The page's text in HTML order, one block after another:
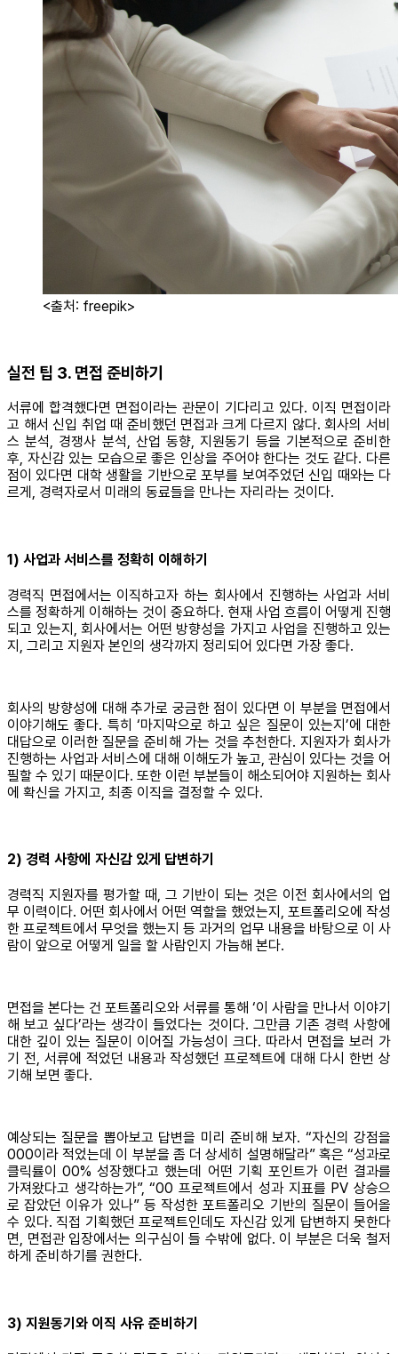
<출처: freepik>
실전 팁 3. 면접 준비하기
서류에 합격했다면 면접이라는 관문이 기다리고 있다. 이직 면접이라
고 해서 신입 취업 때 준비했던 면접과 크게 다르지 않다. 회사의 서비
스 분석, 경쟁사 분석, 산업 동향, 지원동기 등을 기본적으로 준비한
후, 자신감 있는 모습으로 좋은 인상을 주어야 한다는 것도 같다. 다른
점이 있다면 대학 생활을 기반으로 포부를 보여주었던 신입 때와는 다
르게, 경력자로서 미래의 동료들을 만나는 자리라는 것이다.
1) 사업과 서비스를 정확히 이해하기
경력직 면접에서는 이직하고자 하는 회사에서 진행하는 사업과 서비
스를 정확하게 이해하는 것이 중요하다. 현재 사업 흐름이 어떻게 진행
되고 있는지, 회사에서는 어떤 방향성을 가지고 사업을 진행하고 있는
지, 그리고 지원자 본인의 생각까지 정리되어 있다면 가장 좋다.
회사의 방향성에 대해 추가로 궁금한 점이 있다면 이 부분을 면접에서
이야기해도 좋다. 특히 ‘마지막으로 하고 싶은 질문이 있는지’에 대한
대답으로 이러한 질문을 준비해 가는 것을 추천한다. 지원자가 회사가
진행하는 사업과 서비스에 대해 이해도가 높고, 관심이 있다는 것을 어
필할 수 있기 때문이다. 또한 이런 부분들이 해소되어야 지원하는 회사
에 확신을 가지고, 최종 이직을 결정할 수 있다.
2) 경력 사항에 자신감 있게 답변하기
경력직 지원자를 평가할 때, 그 기반이 되는 것은 이전 회사에서의 업
무 이력이다. 어떤 회사에서 어떤 역할을 했었는지, 포트폴리오에 작성
한 프로젝트에서 무엇을 했는지 등 과거의 업무 내용을 바탕으로 이 사
람이 앞으로 어떻게 일을 할 사람인지 가늠해 본다.
면접을 본다는 건 포트폴리오와 서류를 통해 ‘이 사람을 만나서 이야기
해 보고 싶다’라는 생각이 들었다는 것이다. 그만큼 기존 경력 사항에
대한 깊이 있는 질문이 이어질 가능성이 크다. 따라서 면접을 보러 가
기 전, 서류에 적었던 내용과 작성했던 프로젝트에 대해 다시 한번 상
기해 보면 좋다.
예상되는 질문을 뽑아보고 답변을 미리 준비해 보자. “자신의 강점을
000이라 적었는데 이 부분을 좀 더 상세히 설명해달라” 혹은 “성과로
클릭률이 00% 성장했다고 했는데 어떤 기획 포인트가 이런 결과를
가져왔다고 생각하는가”, “00 프로젝트에서 성과 지표를 PV 상승으
로 잡았던 이유가 있나” 등 작성한 포트폴리오 기반의 질문이 들어올
수 있다. 직접 기획했던 프로젝트인데도 자신감 있게 답변하지 못한다
면, 면접관 입장에서는 의구심이 들 수밖에 없다. 이 부분은 더욱 철저
하게 준비하기를 권한다.
3) 지원동기와 이직 사유 준비하기